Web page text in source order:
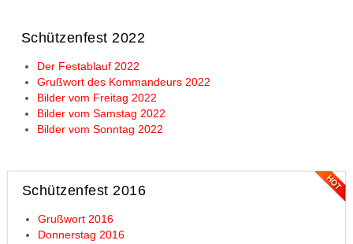
Schützenfest 2022
Der Festablauf 2022
Grußwort des Kommandeurs 2022
Bilder vom Freitag 2022
Bilder vom Samstag 2022
Bilder vom Sonntag 2022
Schützenfest 2016
Grußwort 2016
Donnerstag 2016